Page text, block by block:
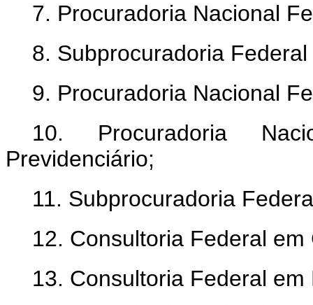
7. Procuradoria Nacional
8. Subprocuradoria
9. Procuradoria Nacional
10. Procuradoria
Previdenciário;
11. Subprocuradoria
12. Consultoria Federal em
13. Consultoria Federal